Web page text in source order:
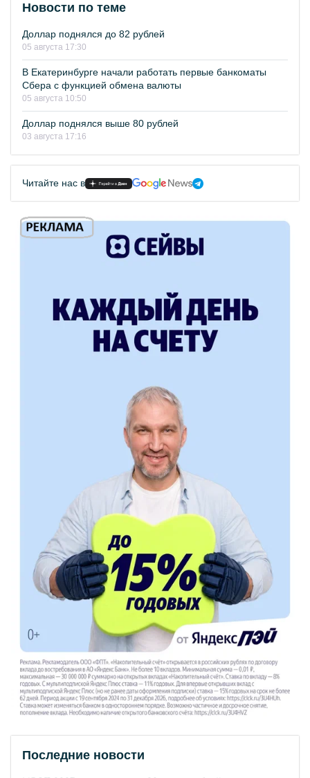
Новости по теме
Доллар поднялся до 82 рублей
05 августа 17:30
В Екатеринбурге начали работать первые банкоматы
Сбера с функцией обмена валюты
05 августа 10:50
Доллар поднялся выше 80 рублей
03 августа 17:16
Читайте нас в
Последние новости